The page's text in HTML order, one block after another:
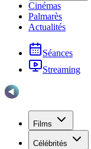
Cinémas
Palmarès
Actualités
Séances
Streaming
Films
Célébrités